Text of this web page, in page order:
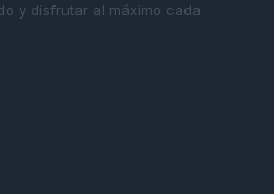
y disfrutar al máximo cada